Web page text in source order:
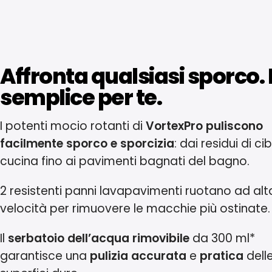
Affronta qualsiasi sporco.
semplice per te.
I potenti mocio rotanti di VortexPro puliscono
facilmente sporco e sporcizia: dai residui di
cucina fino ai pavimenti bagnati del bagno.
2 resistenti panni lavapavimenti ruotano ad
velocità per rimuovere le macchie più ostinate.
Il serbatoio dell’acqua rimovibile da 300 ml*
garantisce una pulizia accurata e pratica